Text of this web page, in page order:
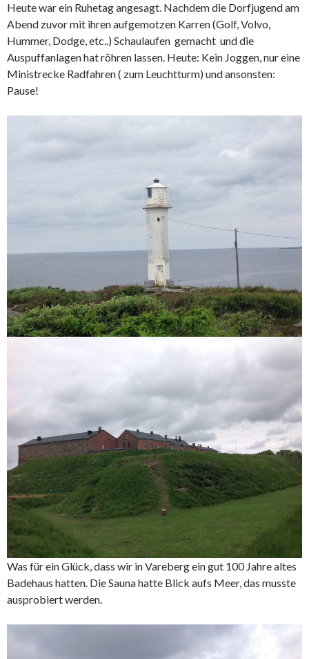
Heute war ein Ruhetag angesagt. Nachdem die Dorfjugend am
Abend zuvor mit ihren aufgemotzen Karren (Golf, Volvo,
Hummer, Dodge, etc..) Schaulaufen gemacht und die
Auspuffanlagen hat röhren lassen. Heute: Kein Joggen, nur eine
Ministrecke Radfahren ( zum Leuchtturm) und ansonsten:
Pause!
Was für ein Glück, dass wir in Vareberg ein gut 100 Jahre altes
Badehaus hatten. Die Sauna hatte Blick aufs Meer, das musste
ausprobiert werden.